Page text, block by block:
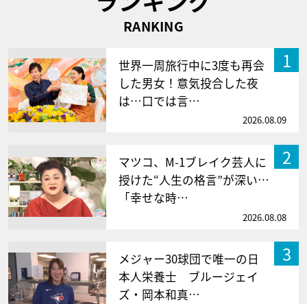
RANKING
1
世界一周旅行中に3度も再会
した男女！意気投合した夜
は…口では言…
2026.08.09
2
マツコ、M-1ブレイク芸人に
授けた“人生の格言”が深い…
「幸せな時…
2026.08.08
3
メジャー30球団で唯一の日
本人栄養士 ブルージェイ
ズ・岡本和真…